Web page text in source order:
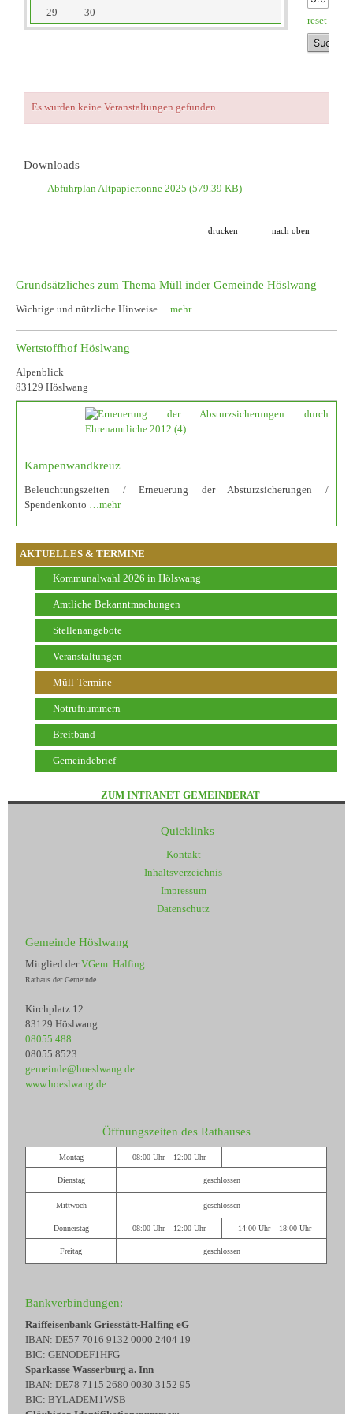
AKTUELLES & TERMINE
Kommunalwahl 2026 in Hölswang
Amtliche Bekanntmachungen
Stellenangebote
Veranstaltungen
Müll-Termine
Notrufnummern
Breitband
Gemeindebrief
29
30
reset
Es wurden keine Veranstaltungen gefunden.
Downloads
Abfuhrplan Altpapiertonne 2025 (579.39 KB)
drucken nach oben
Grundsätzliches zum Thema Müll inder Gemeinde Höslwang
Wichtige und nützliche Hinweise …mehr
Wertstoffhof Höslwang
Alpenblick
83129 Höslwang
Kampenwandkreuz
Beleuchtungszeiten / Erneuerung der Absturzsicherungen /
Spendenkonto …mehr
ZUM INTRANET GEMEINDERAT
Quicklinks
Kontakt
Inhaltsverzeichnis
Impressum
Datenschutz
Gemeinde Höslwang
Mitglied derVGem. Halfing
Rathaus der Gemeinde
Kirchplatz 12
83129 Höslwang
08055 488
08055 8523
gemeinde@hoeslwang.de
www.hoeslwang.de
Öffnungszeiten des Rathauses
Montag 08:00 Uhr – 12:00 Uhr
Dienstag geschlossen
Mittwoch geschlossen
Donnerstag 08:00 Uhr – 12:00 Uhr 14:00 Uhr – 18:00 Uhr
Freitag geschlossen
Bankverbindungen:
Raiffeisenbank Griesstätt-Halfing eG
IBAN: DE57 7016 9132 0000 2404 19
BIC: GENODEF1HFG
Sparkasse Wasserburg a. Inn
IBAN: DE78 7115 2680 0030 3152 95
BIC: BYLADEM1WSB